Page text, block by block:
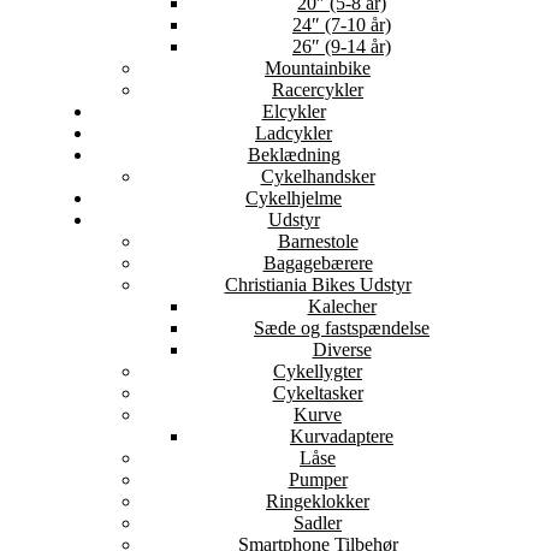
24″ (7-10 år)
26″ (9-14 år)
Mountainbike
Racercykler
Elcykler
Ladcykler
Beklædning
Cykelhandsker
Cykelhjelme
Udstyr
Barnestole
Bagagebærere
Christiania Bikes Udstyr
Kalecher
Sæde og fastspændelse
Diverse
Cykellygter
Cykeltasker
Kurve
Kurvadaptere
Låse
Pumper
Ringeklokker
Sadler
Smartphone Tilbehør